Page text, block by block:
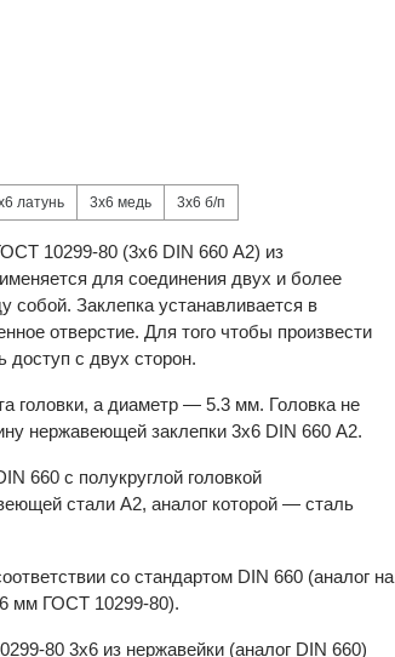
латунь 3х6 медь 3х6 б/п
10299-80 (3х6 DIN 660 А2) из
для соединения двух и более
собой. Заклепка устанавливается в
отверстие. Для того чтобы произвести
доступ с двух сторон.
головки, а диаметр — 5.3 мм. Головка не
нержавеющей заклепки 3х6 DIN 660 А2.
660 с полукруглой головкой
стали А2, аналог которой — сталь
со стандартом DIN 660 (аналог на
мм ГОСТ 10299-80).
80 3х6 из нержавейки (аналог DIN 660)